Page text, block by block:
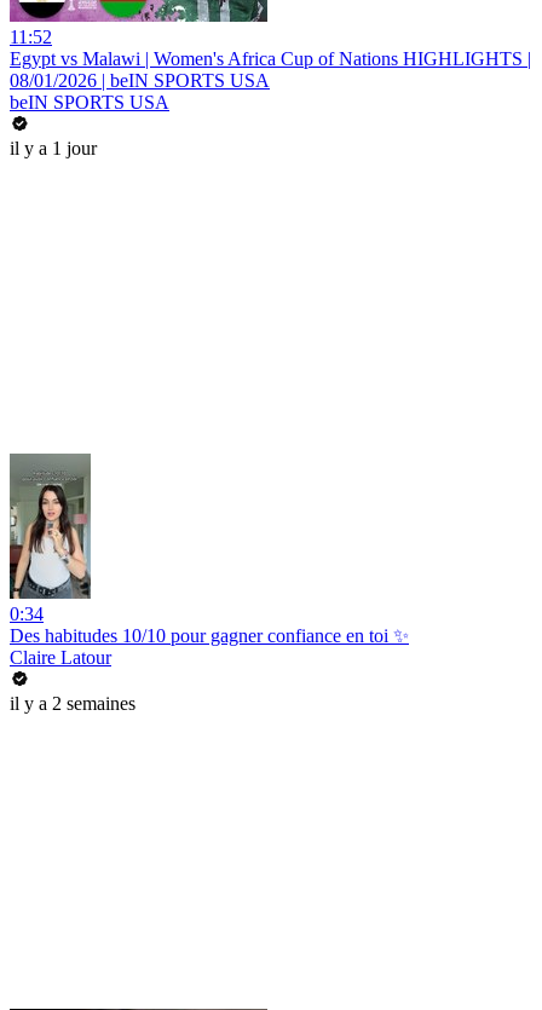
11:52
Egypt vs Malawi | Women's Africa Cup of Nations HIGHLIGHTS |
08/01/2026 | beIN SPORTS USA
beIN SPORTS USA
il y a 1 jour
0:34
Des habitudes 10/10 pour gagner confiance en toi ✨
Claire Latour
il y a 2 semaines